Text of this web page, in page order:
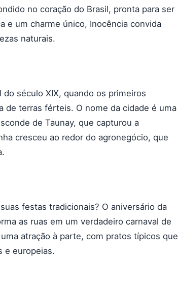
no coração do Brasil, pronta para ser
e um charme único, Inocência convida
naturais.
século XIX, quando os primeiros
de terras férteis. O nome da cidade é uma
de Taunay, que capturou a
cresceu ao redor do agronegócio, que
festas tradicionais? O aniversário da
as ruas em um verdadeiro carnaval de
atração à parte, com pratos típicos que
e europeias.